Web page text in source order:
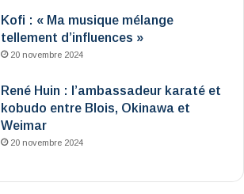
Kofi : « Ma musique mélange
tellement d’influences »
20 novembre 2024
René Huin : l’ambassadeur karaté et
kobudo entre Blois, Okinawa et
Weimar
20 novembre 2024